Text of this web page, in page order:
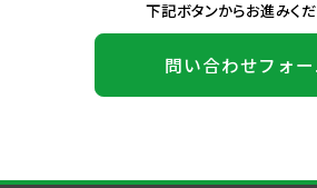
下記ボタンからお進みくだ
問い合わせフォ